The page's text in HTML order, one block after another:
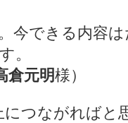
今できる内容
。
倉元明様）
つながればと